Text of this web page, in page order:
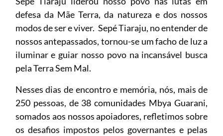
defesa da Mãe Terra, da natureza e dos nossos
modos de ser e viver. Sepé Tiaraju, no entender de
nossos antepassados, tornou-se um facho de luz a
iluminar e guiar nosso povo na incansável busca
pela Terra Sem Mal.
Nesses dias de encontro e memória, nós, mais de
250 pessoas, de 38 comunidades Mbya Guarani,
somados aos nossos apoiadores, refletimos sobre
os desafios impostos pelos governantes e pelas